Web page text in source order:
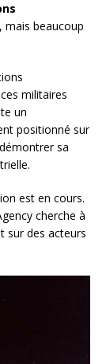
mais beaucoup
militaires
un
positionné sur
sa
est en cours.
cherche à
sur des acteurs